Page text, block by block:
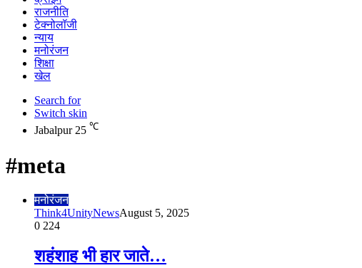
राजनीति
टेक्नोलॉजी
न्याय
मनोरंजन
शिक्षा
खेल
Search for
Switch skin
Jabalpur 25 ℃
#meta
मनोरंजन
Think4UnityNewsAugust 5, 2025
0 224
शहंशाह भी हार जाते…